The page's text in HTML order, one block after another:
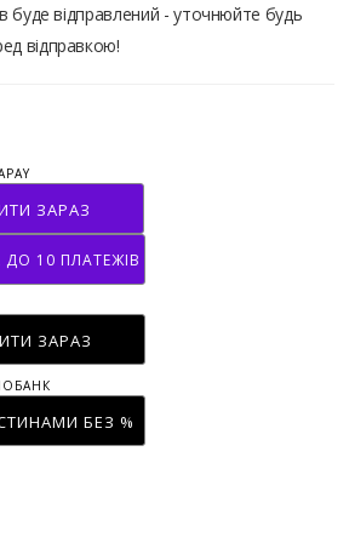
буде відправлений - уточнюйте будь
відправкою!
ЗАРАЗ
10 ПЛАТЕЖІВ
ЗАРАЗ
БЕЗ %